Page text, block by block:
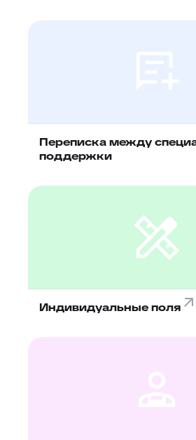
Переписка между
поддержки
Индивидуальные поля